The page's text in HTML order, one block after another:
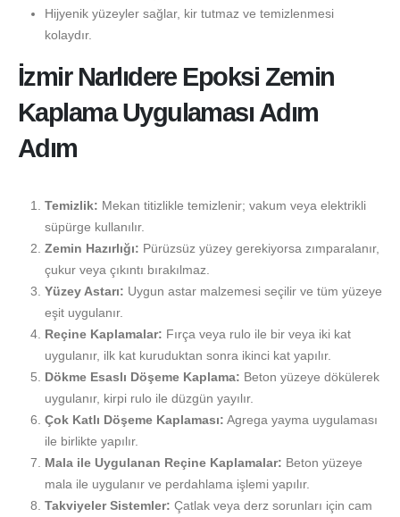
Hijyenik yüzeyler sağlar, kir tutmaz ve temizlenmesi
kolaydır.
İzmir Narlıdere Epoksi Zemin
Kaplama Uygulaması Adım
Adım
Temizlik: Mekan titizlikle temizlenir; vakum veya elektrikli
süpürge kullanılır.
Zemin Hazırlığı: Pürüzsüz yüzey gerekiyorsa zımparalanır,
çukur veya çıkıntı bırakılmaz.
Yüzey Astarı: Uygun astar malzemesi seçilir ve tüm yüzeye
eşit uygulanır.
Reçine Kaplamalar: Fırça veya rulo ile bir veya iki kat
uygulanır, ilk kat kuruduktan sonra ikinci kat yapılır.
Dökme Esaslı Döşeme Kaplama: Beton yüzeye dökülerek
uygulanır, kirpi rulo ile düzgün yayılır.
Çok Katlı Döşeme Kaplaması: Agrega yayma uygulaması
ile birlikte yapılır.
Mala ile Uygulanan Reçine Kaplamalar: Beton yüzeye
mala ile uygulanır ve perdahlama işlemi yapılır.
Takviyeler Sistemler: Çatlak veya derz sorunları için cam